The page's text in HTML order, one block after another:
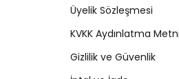
Üyelik Sözleşmesi
KVKK Aydınlatma Metni
Gizlilik ve Güvenlik